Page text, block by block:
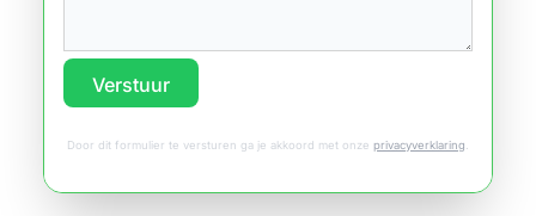
Verstuur
Door dit formulier te versturen ga je akkoord met onze privacyverklaring